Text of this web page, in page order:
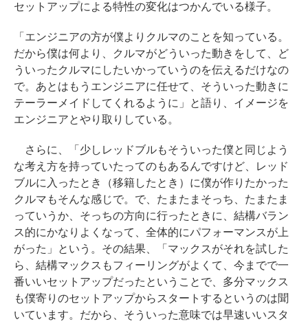
セットアップによる特性の変化はつかんでいる様子。
「エンジニアの方が僕よりクルマのことを知っている。
だから僕は何より、クルマがどういった動きをして、ど
ういったクルマにしたいかっていうのを伝えるだけなの
で。あとはもうエンジニアに任せて、そういった動きに
テーラーメイドしてくれるように」と語り、イメージを
エンジニアとやり取りしている。
さらに、「少しレッドブルもそういった僕と同じよう
な考え方を持っていたってのもあるんですけど、レッド
ブルに入ったとき（移籍したとき）に僕が作りたかった
クルマもそんな感じで。で、たまたまそっち、たまたま
っていうか、そっちの方向に行ったときに、結構バラン
ス的にかなりよくなって、全体的にパフォーマンスが上
がった」という。その結果、「マックスがそれを試した
ら、結構マックスもフィーリングがよくて、今までで一
番いいセットアップだったということで、多分マックス
も僕寄りのセットアップからスタートするというのは聞
いています。だから、そういった意味では早速いいスタ